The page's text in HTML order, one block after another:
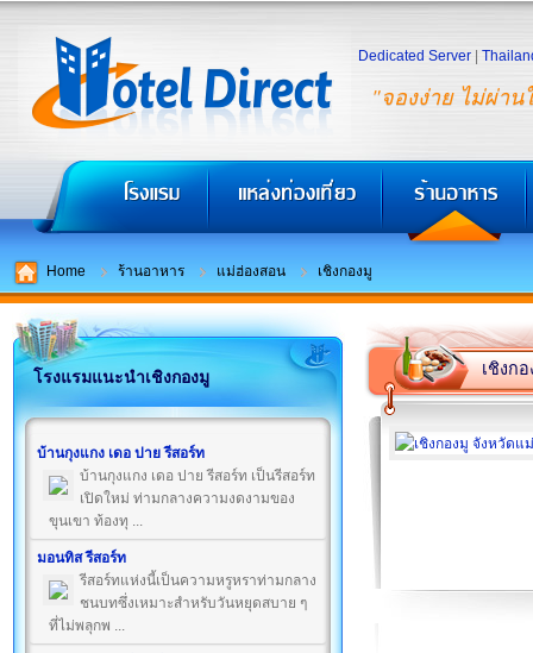
"จองง่าย ไม่ผ่าน
Dedicated Server
Home ร้านอาหาร แม่ฮ่องสอน เชิงกองมู
โรงแรมแนะนำเชิงกองมู
บ้านกุงแกง เดอ ปาย รีสอร์ท
บ้านกุงแกง เดอ ปาย รีสอร์ท เป็นรีสอร์ท
เปิดใหม่ ท่ามกลางความงดงามของ
ขุนเขา ท้องทุ ...
มอนทิส รีสอร์ท
รีสอร์ทแห่งนี้เป็นความหรูหราท่ามกลาง
ชนบทซึ่งเหมาะสำหรับวันหยุดสบาย ๆ
ที่ไม่พลุกพ ...
เชิงกอ